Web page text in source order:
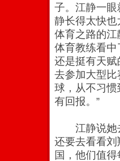
子。江静一
静长得太快
体育之路的
体育教练看中
还是挺有天
去参加大型
球，从不习
有回报。”
江静说她去
还要去看看刘
国，他们值